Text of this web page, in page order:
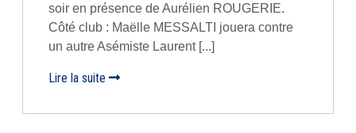
soir en présence de Aurélien ROUGERIE.
Côté club : Maëlle MESSALTI jouera contre
un autre Asémiste Laurent [...]
Lire la suite